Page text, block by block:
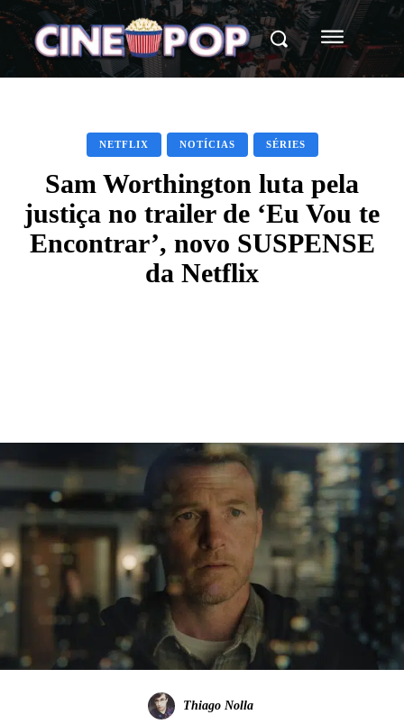
NETFLIX NOTÍCIAS SÉRIES
Sam Worthington luta pela
justiça no trailer de ‘Eu Vou te
Encontrar’, novo SUSPENSE
da Netflix
Thiago Nolla